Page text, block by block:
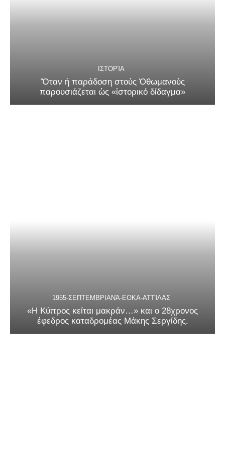
ΙΣΤΟΡΊΑ
Ὅταν ἡ παράδοση στούς Ὀθωμανούς
παρουσιάζεται ὡς «ἱστορικό δίδαγμα»
1955-ΣΕΠΤΕΜΒΡΙΑΝΆ-ΕΟΚΑ-ΑΤΤΊΛΑΣ
«Η Κύπρος κείται μακράν…» και ο 28χρονος
έφεδρος καταδρομέας Μάκης Σεργίδης.